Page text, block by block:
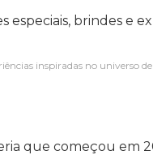
inspiradas no universo
que começou em